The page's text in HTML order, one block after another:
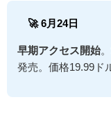
🚀 6月24日
早期アクセス開始
発売。価格19.99ド